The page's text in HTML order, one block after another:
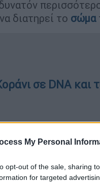
My Personal
opt-out of the sale, sharing
for targeted
διατηρεί το σώμα
σε DNA και
σε μυαλό,